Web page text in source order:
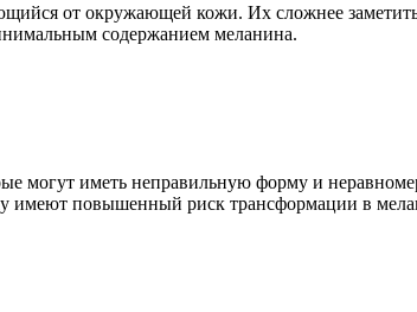
от окружающей кожи. Их сложнее
содержанием меланина.
могут иметь неправильную форму и
имеют повышенный риск трансформации в